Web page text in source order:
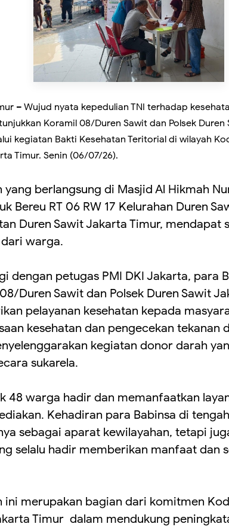
– Wujud nyata kepedulian TNI terhadap
Koramil 08/Duren Sawit dan Polsek Duren
kegiatan Bakti Kesehatan Teritorial di wilayah
Timur. Senin (06/07/26).
yang berlangsung di Masjid Al Hikmah
Bereu RT 06 RW 17 Kelurahan Duren
Duren Sawit Jakarta Timur, mendapat
warga.
dengan petugas PMI DKI Jakarta, para
Duren Sawit dan Polsek Duren Sawit
pelayanan kesehatan kepada
kesehatan dan pengecekan tekanan
kegiatan donor darah
sukarela.
48 warga hadir dan memanfaatkan
Kehadiran para Babinsa di
sebagai aparat kewilayahan, tetapi
selalu hadir memberikan manfaat dan
ini merupakan bagian dari komitmen
Timur dalam mendukung